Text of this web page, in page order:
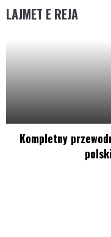
LAJMET E REJA
Kompletny